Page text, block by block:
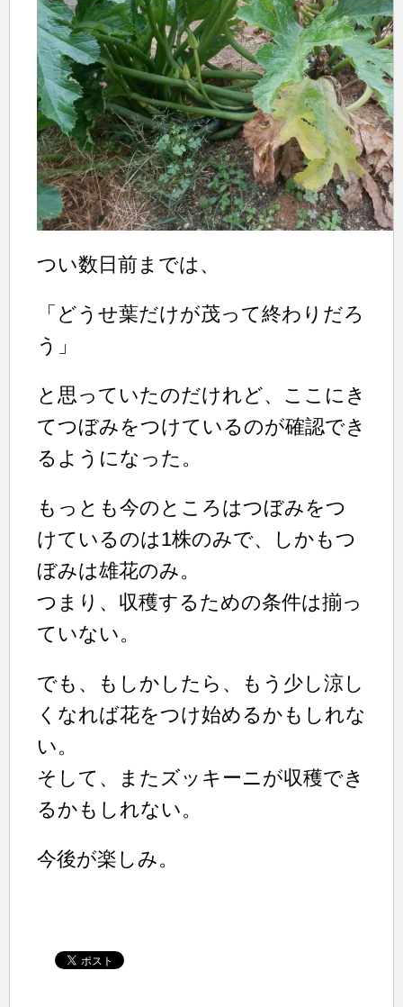
つい数日前までは、
「どうせ葉だけが茂って終わりだろ
う」
と思っていたのだけれど、ここにき
てつぼみをつけているのが確認でき
るようになった。
もっとも今のところはつぼみをつ
けているのは1株のみで、しかもつ
ぼみは雄花のみ。
つまり、収穫するための条件は揃っ
ていない。
でも、もしかしたら、もう少し涼し
くなれば花をつけ始めるかもしれな
い。
そして、またズッキーニが収穫でき
るかもしれない。
今後が楽しみ。